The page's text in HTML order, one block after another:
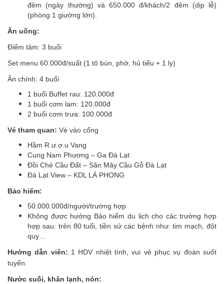
đêm (ngày thường) và 650.000 đ/khách/2 đêm (dịp lễ)
(phòng 1 giường lớn).
Ăn uống:
Điểm tâm: 3 buổi
Set menu 60.000đ/suất (1 tô bún, phở, hủ tiếu + 1 ly)
Ăn chính: 4 buổi
1 buổi Buffet rau: 120.000đ
1 buổi cơm lam: 120.000đ
2 buổi cơm trưa: 100.000đ
Vé tham quan: Vé vào cổng
Hầm R.ư.ợ.u Vang
Cung Nam Phương – Ga Đà Lạt
Đồi Chè Cầu Đất – Săn Mây Cầu Gỗ Đà Lạt
Đà Lạt View – KDL LÁ PHONG
Bảo hiểm:
50.000.000đ/người/trường hợp
Không được hưởng Bảo hiểm du lịch cho các trường hợp
hợp sau: trên 80 tuổi, tiền sử các bệnh như: tim mạch, đột
quỵ…
Hướng dẫn viên: 1 HDV nhiệt tình, vui vẻ phục vụ đoàn suốt
tuyến.
Nước suối, khăn lạnh, nón: